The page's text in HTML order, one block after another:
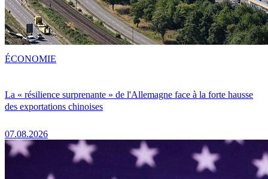
La « résilience surprenante » de l'Allemagne face à la forte hausse
des exportations chinoises
07.08.2026
ÉCONOMIE